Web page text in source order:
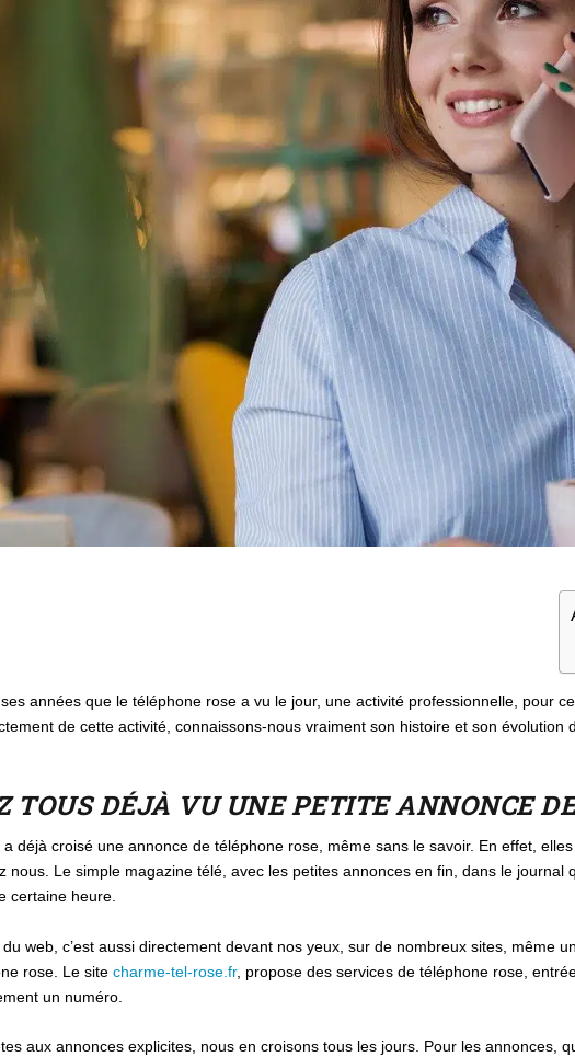
années que le téléphone rose a vu le jour, une activité professionnelle, pour
de cette activité, connaissons-nous vraiment son histoire et son
TOUS DÉJÀ VU UNE PETITE ANNONCE
a déjà croisé une annonce de téléphone rose, même sans le savoir. En effet,
nous. Le simple magazine télé, avec les petites annonces en fin, dans le
certaine heure.
du web, c’est aussi directement devant nos yeux, sur de nombreux sites, même
rose. Le site charme-tel-rose.fr, propose des services de téléphone rose,
un numéro.
aux annonces explicites, nous en croisons tous les jours. Pour les annonces,